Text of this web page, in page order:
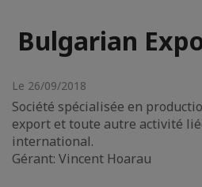
Bulgarian
Le 26/09/2018
Société spécialisée en
export et toute autre activité
international.
Gérant: Vincent Hoarau